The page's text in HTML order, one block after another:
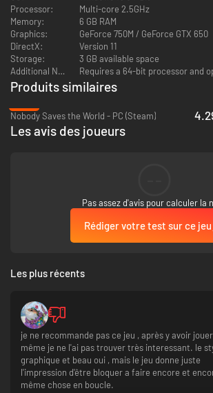
Vainquez 10 boss Ilcyons uniques et leurs
mode Extrême, collectez leurs butins et créez
De puissants enchantements accordent des
améliorations pour votre équipement
Processor:
Multi-core 2.5GHz
Memory:
6 GB RAM
Graphics:
GeForce 750M / GeForce GTX 650
DirectX:
Version 11
Storage:
3 GB available space
Additional Notes:
Requires a 64-bit processor and
Produits similaires
Nobody Saves the World - PC (Steam)
Les avis des joueurs
Pas assez d'avis pour calculer la
Rédiger votre test sur ce jeu
Les plus récents
je ne recommande pas ce jeu , après y avoir
même je ne l'ai pas trouver très interessant. le
graphique et beau oui , mais le jeu donne juste
l'impression d'être bloquer a faire encore et
même chose en boucle.